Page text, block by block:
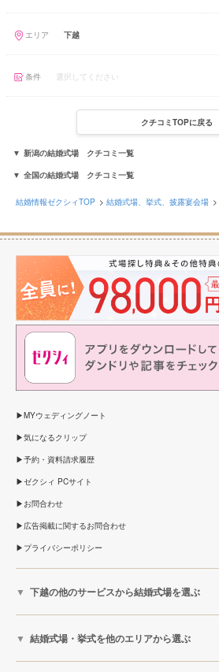
エリア 下越
条件 選択してください
クチコミTOPに戻る
新潟の結婚式場 クチコミ一覧
全国の結婚式場 クチコミ一覧
結婚情報ゼクシィTOP 結婚式場、挙式、披露宴会場
MYウェディングノート
気になるクリップ
予約・資料請求履歴
ゼクシィ PCサイト
お問合わせ
広告掲載に関するお問合わせ
プライバシーポリシー
下越の他のサービスから結婚式場を選ぶ
結婚式場・挙式を他のエリアから選ぶ